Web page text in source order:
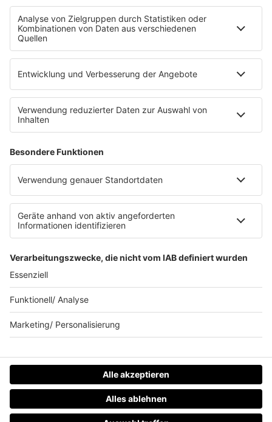
SERVICE
Empfang
barba radio App
Impressum
Datenschutz Facebook & Instagram
Datenschutzeinstellungen
Clubbedingungen
Werbung schalten
Waffel-Werbepartner
80s80s.de
90s90s.de
Schlagerplanetradio.com
1deutsch.de
WEIHNACHTSMUSIK.FM
© barba radio. Ein Baby von Barbara Schöneberger und
REGIOCAST.